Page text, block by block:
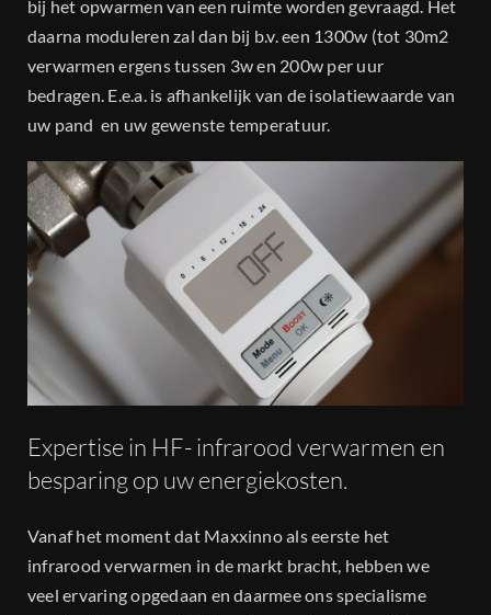
bij het opwarmen van een ruimte worden gevraagd. Het
daarna moduleren zal dan bij b.v. een 1300w (tot 30m2
verwarmen ergens tussen 3w en 200w per uur
bedragen. E.e.a. is afhankelijk van de isolatiewaarde van
uw pand en uw gewenste temperatuur.
Expertise in HF- infrarood verwarmen en
besparing op uw energiekosten.
Vanaf het moment dat Maxxinno als eerste het
infrarood verwarmen in de markt bracht, hebben we
veel ervaring opgedaan en daarmee ons specialisme